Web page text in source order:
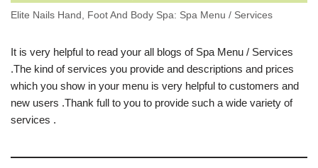
Elite Nails Hand, Foot And Body Spa: Spa Menu / Services
It is very helpful to read your all blogs of Spa Menu / Services
.The kind of services you provide and descriptions and prices
which you show in your menu is very helpful to customers and
new users .Thank full to you to provide such a wide variety of
services .